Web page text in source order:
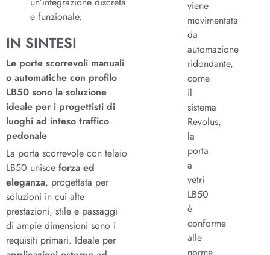
e funzionale.
IN SINTESI
Le porte scorrevoli manuali
o automatiche con profilo
LB50 sono la soluzione
ideale per i progettisti di
luoghi ad inteso traffico
pedonale
La porta scorrevole con telaio
LB50 unisce forza ed
eleganza, progettata per
soluzioni in cui alte
prestazioni, stile e passaggi
di ampie dimensioni sono i
requisiti primari. Ideale per
viene
movimentata
da
automazione
ridondante,
come
il
sistema
Revolus,
la
porta
a
vetri
LB50
è
conforme
alle